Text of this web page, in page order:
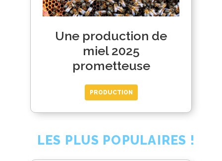
Une production de
miel 2025
prometteuse
PRODUCTION
LES PLUS POPULAIRES !